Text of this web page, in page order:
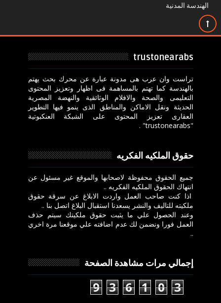
الهندسة المدنية
trustonearabs
تراست وان عرب هى مدونة عبارة عن محرك بحث يهتم
بالهندسة كما تهتم بالمساهمة فى اظهار وتعزيز المحتوى
التعليمى والصحة والافلام الوثائقية والنهضة المصرية
الحديثة ونقل الاماكن والمناطق الذى ينمو فيها التطوير
العقارى تعزيز المحتوى على الشبكة العنكبوتية
"trustonearabs" .
حقوق الملكيه الفكريه
جميع الحقوق محفوظة لاصحابها والموقع غير مسئول عن
انتهاك الحقوق الملكيه الفكريه ..
اذا كنت صاحب العمل واردت الابلاغ عن سرقة حقوق
ملكيته للتاليف والنشر يسعدنا استقبال البلاغ اتصل بنا ..
وعند الحصول علي ما يثبت حقوق ملكيتك سيتم حذف
العمل فورا ونضمن لك عدم اضافته علي موقعنا مرة اخري
..
إجمالي مرات مشاهدة الصفحة
9 3 6 1 0 3